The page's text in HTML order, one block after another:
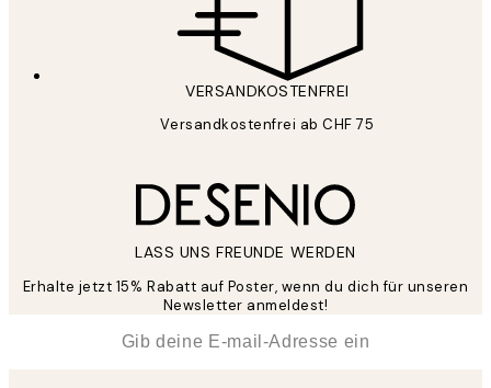
VERSANDKOSTENFREI
Versandkostenfrei ab CHF 75
LASS UNS FREUNDE WERDEN
Erhalte jetzt 15% Rabatt auf Poster, wenn du dich für unseren
Newsletter anmeldest!